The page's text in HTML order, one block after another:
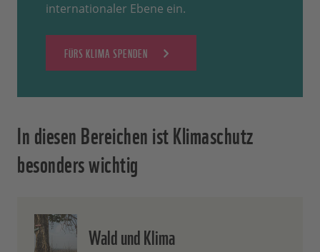
internationaler Ebene ein.
FÜRS KLIMA SPENDEN
In diesen Bereichen ist Klimaschutz
besonders wichtig
Wald und Klima